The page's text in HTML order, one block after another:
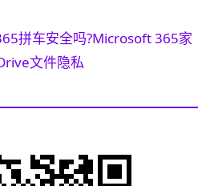
拼车安全吗?Microsoft 365家
文件隐私